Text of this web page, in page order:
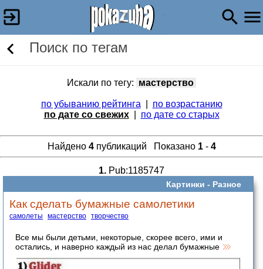
Поиск по тегам
Искали по тегу: мастерство
по убыванию рейтинга
по возрастанию
по дате со свежих| по дате со старых
Найдено 4публикаций Показано 1- 4
1. Pub:1185747
Картинки - Разное
Как сделать бумажные самолетики
самолеты мастерство творчество
Все мы были детьми, некоторые, скорее всего, ими и
остались, и наверно каждый из нас делал бумажные